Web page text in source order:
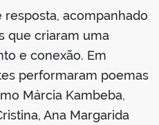
acompanhado
que criaram uma
e conexão. Em
performaram poemas
Márcia Kambeba,
Ana Margarida